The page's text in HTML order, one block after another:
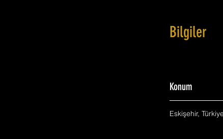
Bilgiler
Konum
Eskişehir, Türkiye